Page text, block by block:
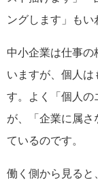
ングします」もい
中小企業は仕事
いますが、個人
す。よく「個人の
が、「企業に属さ
ているのです。
働く側から見ると